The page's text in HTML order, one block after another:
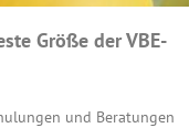
Größe der VBE-
und Beratungen